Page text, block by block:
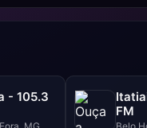
- 105.3
MG
FM
Belo